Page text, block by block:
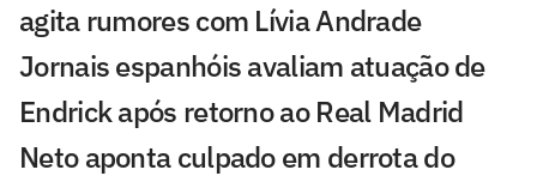
agita rumores com Lívia Andrade
Jornais espanhóis avaliam atuação de
Endrick após retorno ao Real Madrid
Neto aponta culpado em derrota do